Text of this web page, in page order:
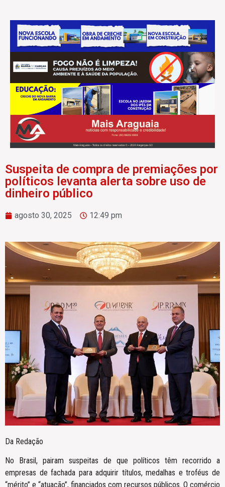
Suspeita de compra de premiações por
políticos levanta alerta sobre uso de
dinheiro público
agosto 30, 2025 12:49 pm
Da Redação
No Brasil, pairam suspeitas de que políticos têm recorrido a
empresas de fachada para adquirir títulos, medalhas e troféus de
“mérito” e “atuação”, financiados com recursos públicos. O comércio